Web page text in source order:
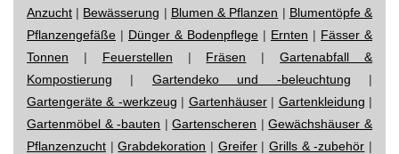
Anzucht | Bewässerung | Blumen & Pflanzen | Blumentöpfe &
Pflanzengefäße | Dünger & Bodenpflege | Ernten | Fässer &
Tonnen | Feuerstellen | Fräsen |Gartenabfall &
Kompostierung | Gartendeko und -beleuchtung |
Gartengeräte & -werkzeug | Gartenhäuser| Gartenkleidung |
Gartenmöbel & -bauten |Gartenscheren |Gewächshäuser &
Pflanzenzucht |Grabdekoration | Greifer|Grills & -zubehör |